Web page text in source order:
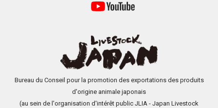
Bureau du Conseil pour la promotion des exportations des produits
d'origine animale japonais
(au sein de l'organisation d'intérêt public JLIA - Japan Livestock